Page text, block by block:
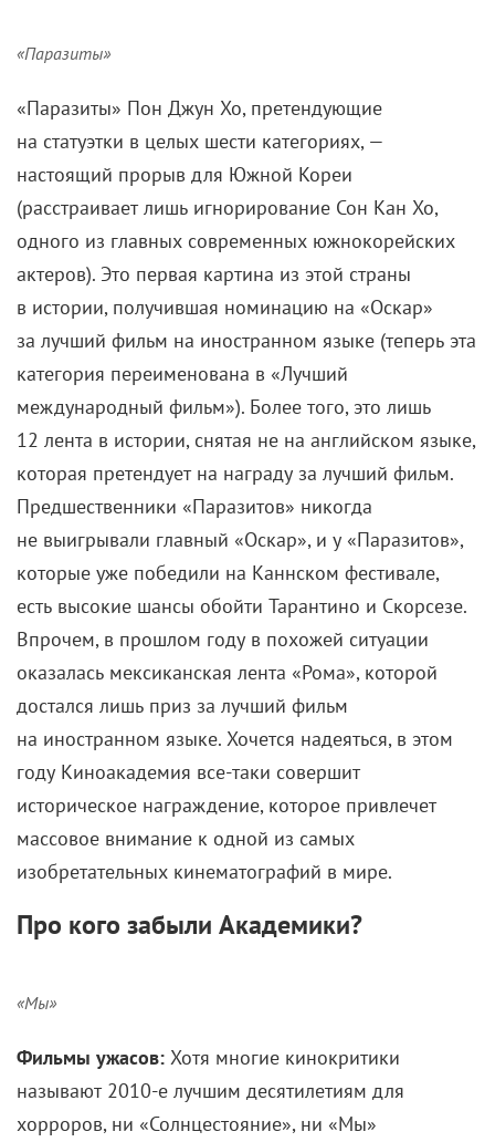
«Паразиты»
«Паразиты» Пон Джун Хо, претендующие
на статуэтки в целых шести категориях, —
настоящий прорыв для Южной Кореи
(расстраивает лишь игнорирование Сон Кан Хо,
одного из главных современных южнокорейских
актеров). Это первая картина из этой страны
в истории, получившая номинацию на «Оскар»
за лучший фильм на иностранном языке (теперь эта
категория переименована в «Лучший
международный фильм»). Более того, это лишь
12 лента в истории, снятая не на английском языке,
которая претендует на награду за лучший фильм.
Предшественники «Паразитов» никогда
не выигрывали главный «Оскар», и у «Паразитов»,
которые уже победили на Каннском фестивале,
есть высокие шансы обойти Тарантино и Скорсезе.
Впрочем, в прошлом году в похожей ситуации
оказалась мексиканская лента «Рома», которой
достался лишь приз за лучший фильм
на иностранном языке. Хочется надеяться, в этом
году Киноакадемия все-таки совершит
историческое награждение, которое привлечет
массовое внимание к одной из самых
изобретательных кинематографий в мире.
Про кого забыли Академики?
«Мы»
Фильмы ужасов: Хотя многие кинокритики
называют 2010-е лучшим десятилетиям для
хорроров, ни «Солнцестояние», ни «Мы»